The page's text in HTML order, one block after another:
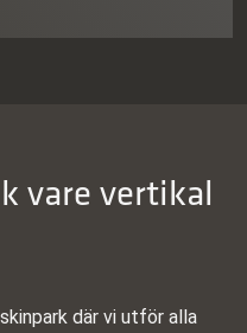
vare vertikal
där vi utför alla